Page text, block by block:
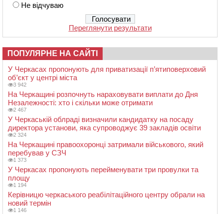
Не відчуваю
Переглянути результати
ПОПУЛЯРНЕ НА САЙТІ
У Черкасах пропонують для приватизації п’ятиповерховий
об’єкт у центрі міста
3 942
На Черкащині розпочнуть нараховувати виплати до Дня
Незалежності: хто і скільки може отримати
2 467
У Черкаській облраді визначили кандидатку на посаду
директора установи, яка супроводжує 39 закладів освіти
2 324
На Черкащині правоохоронці затримали військового, який
перебував у СЗЧ
1 373
У Черкасах пропонують перейменувати три провулки та
площу
1 194
Керівницю черкаського реабілітаційного центру обрали на
новий термін
1 146